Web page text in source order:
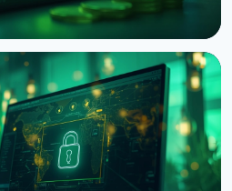
Японії просить біржі
виведення крипти